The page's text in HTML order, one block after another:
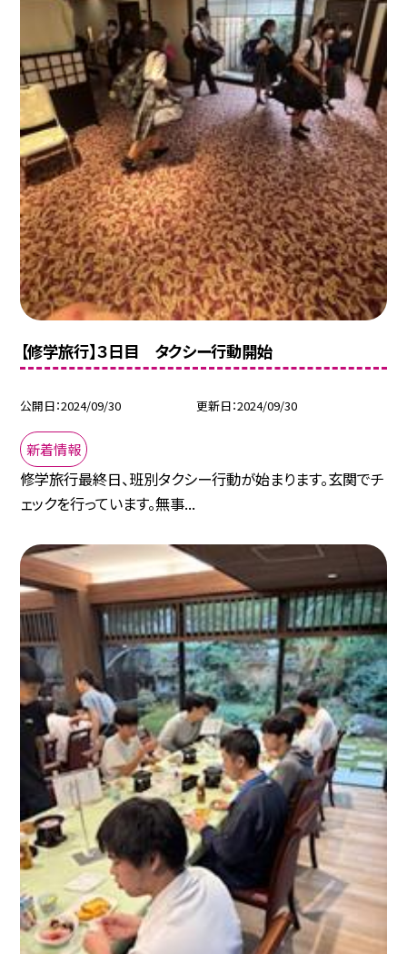
【修学旅行】３日目 タクシー行動開始
公開日 2024/09/30 更新日 2024/09/30
新着情報
修学旅行最終日、班別タクシー行動が始まります。玄関でチ
ェックを行っています。無事...